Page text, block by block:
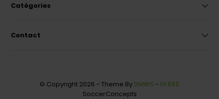
Catégories
Contact
© Copyright 2026 - Theme By DMWS - Fil RSS
SoccerConcepts